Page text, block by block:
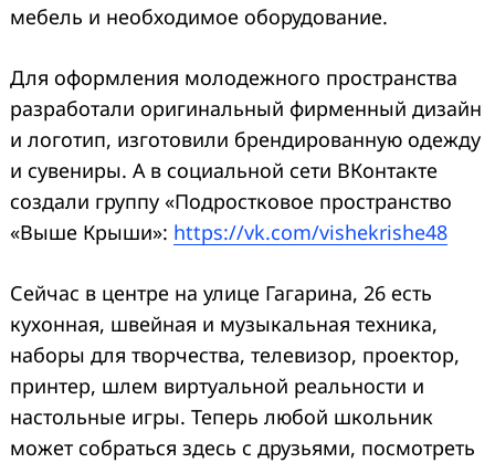
мебель и необходимое оборудование.
Для оформления молодежного пространства
разработали оригинальный фирменный дизайн
и логотип, изготовили брендированную одежду
и сувениры. А в социальной сети ВКонтакте
создали группу «Подростковое пространство
«Выше Крыши»: https://vk.com/vishekrishe48
Сейчас в центре на улице Гагарина, 26 есть
кухонная, швейная и музыкальная техника,
наборы для творчества, телевизор, проектор,
принтер, шлем виртуальной реальности и
настольные игры. Теперь любой школьник
может собраться здесь с друзьями, посмотреть